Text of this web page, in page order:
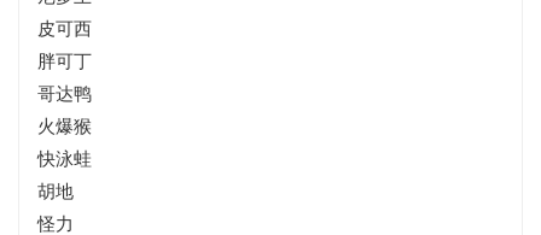
皮可西
胖可丁
哥达鸭
火爆猴
快泳蛙
胡地
怪力